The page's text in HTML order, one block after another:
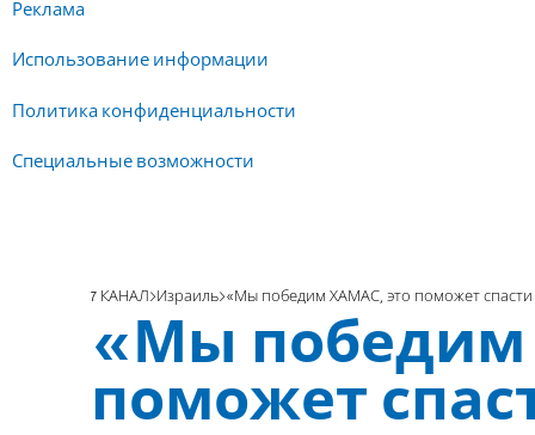
Реклама
Использование информации
Политика конфиденциальности
Специальные возможности
7 КАНАЛ Израиль «Мы победим ХАМАС, это поможет спасти
«Мы победим
поможет